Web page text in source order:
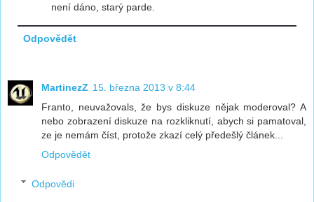
není dáno, starý parde.
Odpovědět
MartinezZ 15. března 2013 v 8:44
Franto, neuvažovals, že bys diskuze nějak moderoval? A
nebo zobrazení diskuze na rozkliknutí, abych si pamatoval,
ze je nemám číst, protože zkazí celý předešlý článek...
Odpovědět
Odpovědi